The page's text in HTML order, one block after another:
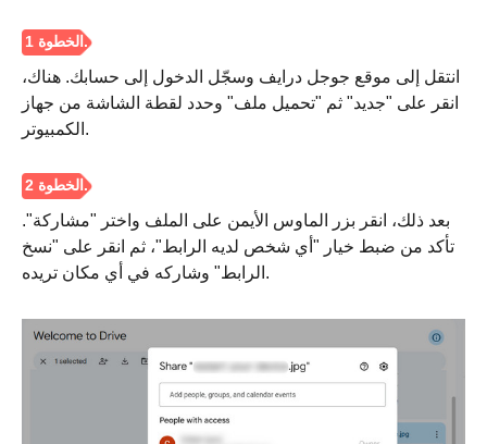
انتقل إلى موقع جوجل درايف وسجّل الدخول إلى حسابك. هناك،
انقر على "جديد" ثم "تحميل ملف" وحدد لقطة الشاشة من جهاز
الكمبيوتر.
بعد ذلك، انقر بزر الماوس الأيمن على الملف واختر "مشاركة".
تأكد من ضبط خيار "أي شخص لديه الرابط"، ثم انقر على "نسخ
الرابط" وشاركه في أي مكان تريده.